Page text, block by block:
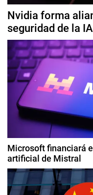
Nvidia forma
seguridad de la
Microsoft financiará
artificial de Mistral